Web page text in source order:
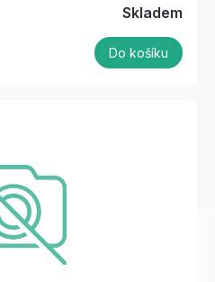
Skladem
Do košíku